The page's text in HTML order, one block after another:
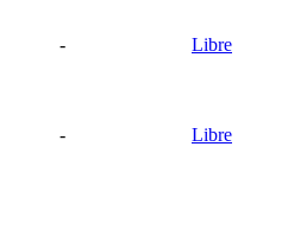
- Libre
- Libre